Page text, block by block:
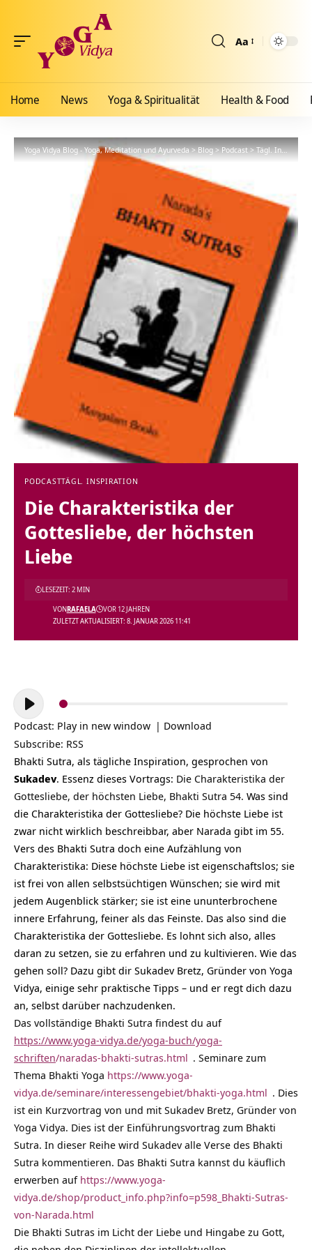
Aa
Home News Yoga & Spiritualität Health & Food
Yoga Vidya Blog - Yoga, Meditation und Ayurveda>Blog>Podcast>Tägl. Inspiration
PODCASTTÄGL. INSPIRATION
Die Charakteristika der
Gottesliebe, der höchsten
Liebe
ZULETZT AKTUALISIERT: 8. JANUAR 2026 11:41
VONRAFAELA VOR 12 JAHREN
LESEZEIT: 2 MIN
Audio-
Player
Podcast: Play in new window | Download
Subscribe: RSS
Bhakti Sutra, als tägliche Inspiration, gesprochen von
Sukadev. Essenz dieses Vortrags: Die Charakteristika der
Gottesliebe, der höchsten Liebe, Bhakti Sutra 54. Was sind
die Charakteristika der Gottesliebe? Die höchste Liebe ist
zwar nicht wirklich beschreibbar, aber Narada gibt im 55.
Vers des Bhakti Sutra doch eine Aufzählung von
Charakteristika: Diese höchste Liebe ist eigenschaftslos; sie
ist frei von allen selbstsüchtigen Wünschen; sie wird mit
jedem Augenblick stärker; sie ist eine ununterbrochene
innere Erfahrung, feiner als das Feinste. Das also sind die
Charakteristika der Gottesliebe. Es lohnt sich also, alles
daran zu setzen, sie zu erfahren und zu kultivieren. Wie das
gehen soll? Dazu gibt dir Sukadev Bretz, Gründer von Yoga
Vidya, einige sehr praktische Tipps – und er regt dich dazu
an, selbst darüber nachzudenken.
Das vollständige Bhakti Sutra findest du auf
https://www.yoga-vidya.de/yoga-buch/yoga-
schriften/naradas-bhakti-sutras.html . Seminare zum
Thema Bhakti Yoga https://www.yoga-
vidya.de/seminare/interessengebiet/bhakti-yoga.html . Dies
ist ein Kurzvortrag von und mit Sukadev Bretz, Gründer von
Yoga Vidya. Dies ist der Einführungsvortrag zum Bhakti
Sutra. In dieser Reihe wird Sukadev alle Verse des Bhakti
Sutra kommentieren. Das Bhakti Sutra kannst du käuflich
erwerben auf https://www.yoga-
vidya.de/shop/product_info.php?info=p598_Bhakti-Sutras-
von-Narada.html
Die Bhakti Sutras im Licht der Liebe und Hingabe zu Gott,